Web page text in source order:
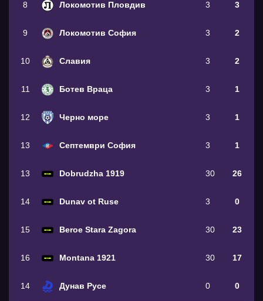
8 Локомотив Пловдив 3 3
9 Локомотив София 3 2
10 Славия 3 2
11 Ботев Враца 3 1
12 Черно море 3 1
13 Септември София 3 1
13 Dobrudzha 1919 30 26
14 Dunav ot Ruse 3 0
15 Beroe Stara Zagora 30 23
16 Montana 1921 30 17
14 Дунав Русе 0 0